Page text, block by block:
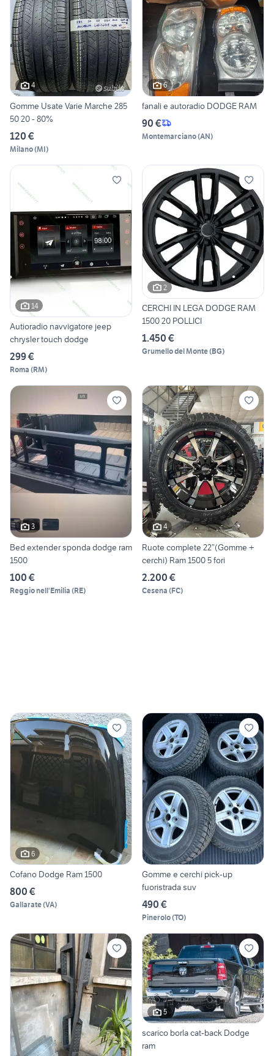
4
Gomme Usate Varie Marche 285
50 20 - 80%
120 €
Milano(MI)
6
fanali e autoradio DODGE RAM
90 €
Montemarciano(AN)
14
Autioradio navvigatore jeep
chrysler touch dodge
299 €
Roma (RM)
2
CERCHI IN LEGA DODGE RAM
1500 20 POLLICI
1.450 €
Grumello del Monte(BG)
3
Bed extender sponda dodge ram
1500
100 €
Reggio nell'Emilia (RE)
4
Ruote complete 22”(Gomme +
cerchi) Ram 1500 5 fori
2.200 €
Cesena (FC)
6
Cofano Dodge Ram 1500
800 €
Gallarate(VA)
Gomme e cerchi pick-up
fuoristrada suv
490 €
Pinerolo(TO)
5
scarico borla cat-back Dodge
ram